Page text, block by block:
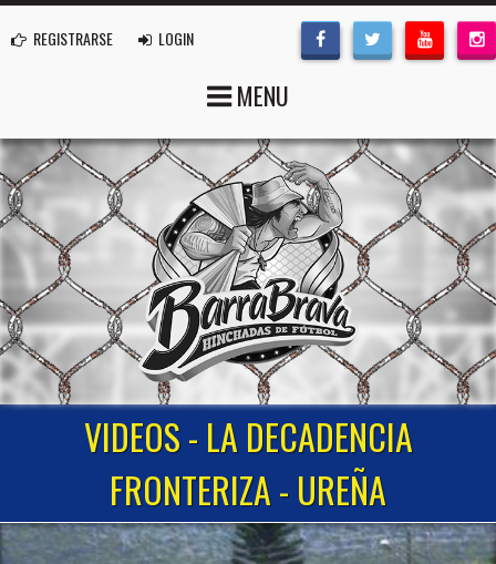
REGISTRARSE LOGIN
MENU
VIDEOS - LA DECADENCIA
FRONTERIZA - UREÑA